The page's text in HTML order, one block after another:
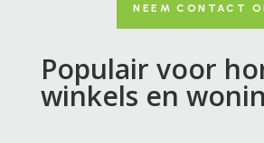
NEEM CONTACT
Populair voor
winkels en